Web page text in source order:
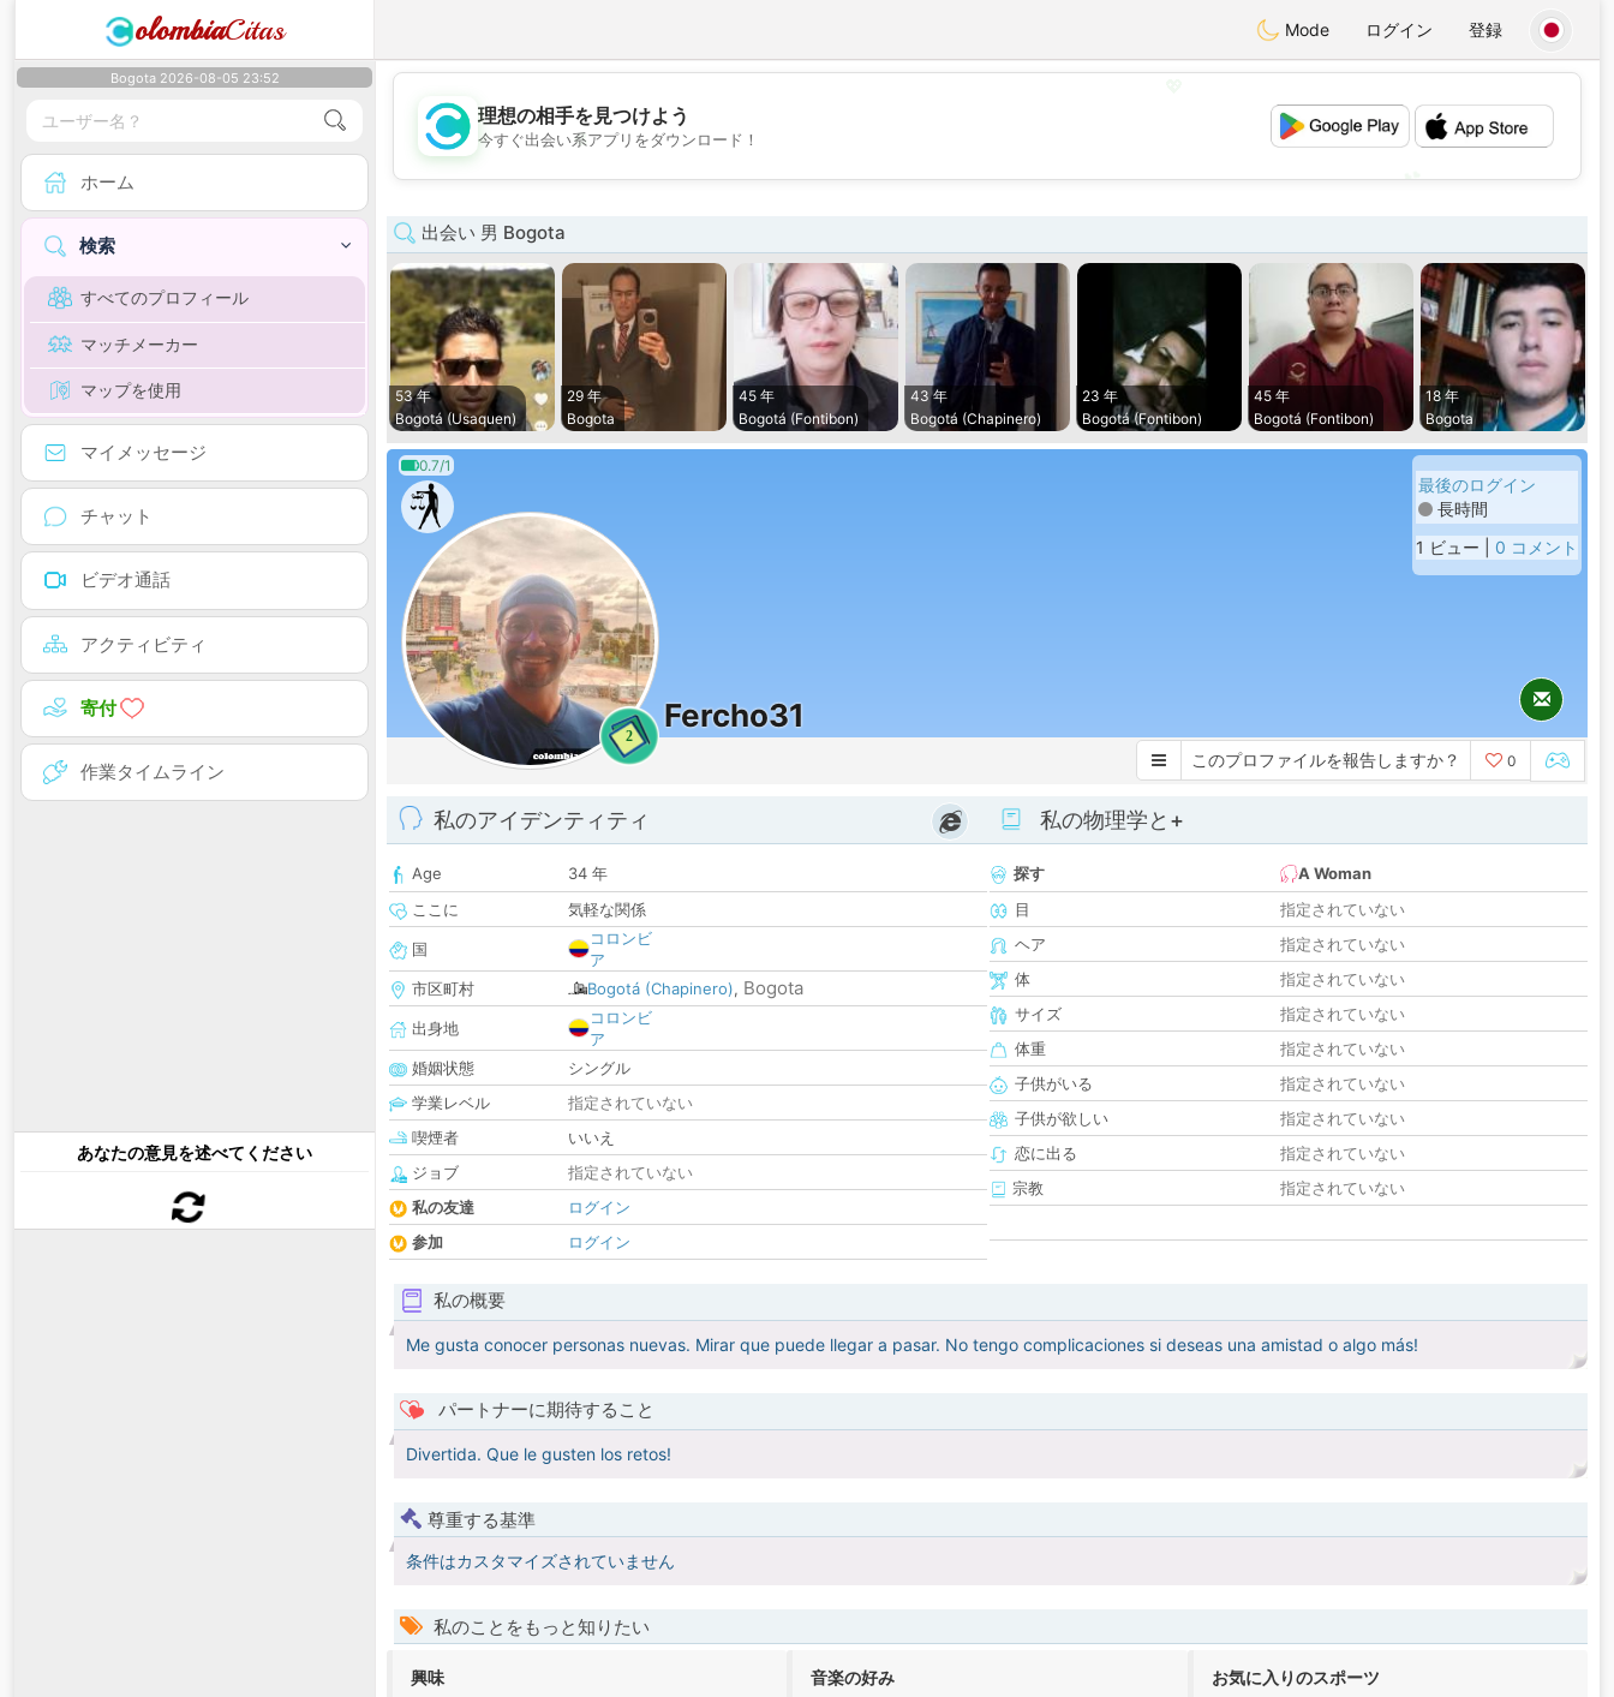
olombiaCitas Mode ログイン 登録
Bogota 2026-08-05 23:52
ホーム
検索
すべてのプロフィール
マッチメーカー
マップを使用
マイメッセージ
チャット
ビデオ通話
アクティビティ
寄付
作業タイムライン
あなたの意見を述べてください
💖
💕
理想の相手を見つけよう
今すぐ出会い系アプリをダウンロード！
出会い 男 Bogota
53 年
Bogotá (Usaquen)
29 年
Bogota
45 年
Bogotá (Fontibon)
43 年
Bogotá (Chapinero)
23 年
Bogotá (Fontibon)
45 年
Bogotá (Fontibon)
18 年
Bogota
0.7/1
2
Fercho31
最後のログイン
長時間
1 ビュー | 0 コメント
このプロファイルを報告しますか？ 0
私のアイデンティティ
Age
34 年
ここに
気軽な関係
国
コロンビ
ア
市区町村
Bogotá (Chapinero), Bogota
出身地
コロンビ
ア
婚姻状態
シングル
学業レベル
指定されていない
喫煙者
いいえ
ジョブ
指定されていない
私の友達
ログイン
参加
ログイン
私の物理学と+
探す
A Woman
目
指定されていない
ヘア
指定されていない
体
指定されていない
サイズ
指定されていない
体重
指定されていない
子供がいる
指定されていない
子供が欲しい
指定されていない
恋に出る
指定されていない
宗教
指定されていない
私の概要
Me gusta conocer personas nuevas. Mirar que puede llegar a pasar. No tengo complicaciones si deseas una amistad o algo más!
パートナーに期待すること
Divertida. Que le gusten los retos!
尊重する基準
条件はカスタマイズされていません
私のことをもっと知りたい
興味 音楽の好み お気に入りのスポーツ